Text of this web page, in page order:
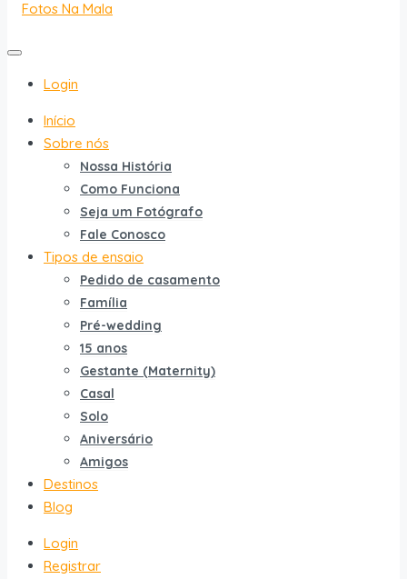
Login
Início
Sobre nós
Nossa História
Como Funciona
Seja um Fotógrafo
Fale Conosco
Tipos de ensaio
Pedido de casamento
Família
Pré-wedding
15 anos
Gestante (Maternity)
Casal
Solo
Aniversário
Amigos
Destinos
Blog
Login
Registrar